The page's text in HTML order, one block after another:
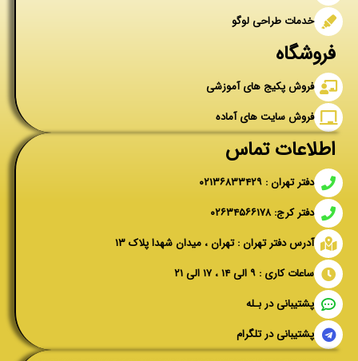
خدمات طراحی لوگو
فروشگاه
فروش پکیج های آموزشی
فروش سایت های آماده
اطلاعات تماس
دفتر تهران : ۰۲۱۳۶۸۳۳۴۲۹
دفتر کرج: ۰۲۶۳۴۵۶۶۱۷۸
آدرس دفتر تهران : تهران ، میدان شهدا پلاک ۱۳
ساعات کاری : ۹ الی ۱۴ ، ۱۷ الی ۲۱
پشتیبانی در بـله
پشتیبانی در تلگرام